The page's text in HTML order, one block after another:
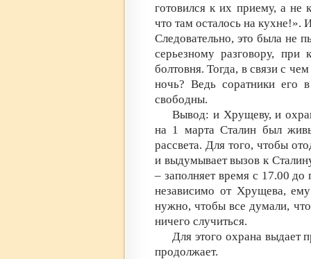
готовился к их приему, а не
что там осталось на кухне!».
Следовательно, это была не
серьезному разговору, при
болтовня. Тогда, в связи с
ночь? Ведь соратники его
свободны.
Вывод: и Хрущеву, и
на 1 марта Сталин был
рассвета. Для того, чтобы
и выдумывает вызов к
– заполняет время с 17.00
независимо от Хрущева,
нужно, чтобы все думали,
ничего случиться.
Для этого охрана выдает
продолжает.